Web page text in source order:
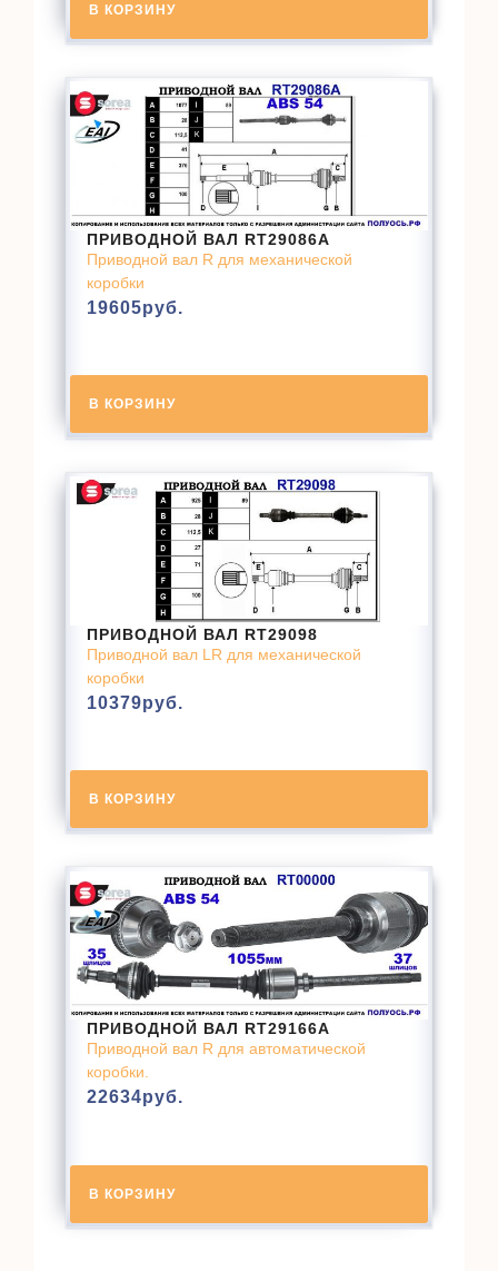
В КОРЗИНУ
ПРИВОДНОЙ ВАЛ RT29086A
Приводной вал R для механической
коробки
19605руб.
В КОРЗИНУ
ПРИВОДНОЙ ВАЛ RT29098
Приводной вал LR для механической
коробки
10379руб.
В КОРЗИНУ
ПРИВОДНОЙ ВАЛ RT29166A
Приводной вал R для автоматической
коробки.
22634руб.
В КОРЗИНУ